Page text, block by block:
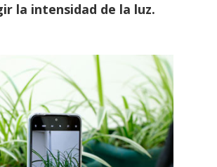
la intensidad de la luz.